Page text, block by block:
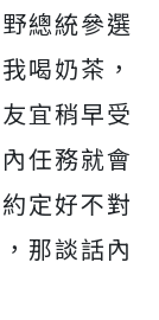
總統參選
喝奶茶，
宜稍早受
任務就會
定好不對
那談話內